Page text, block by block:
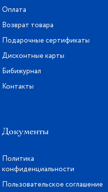
Оплата
Возврат товара
Подарочные сертификаты
Дисконтные карты
Бибижурнал
Контакты
Документы
Политика
конфиденциальности
Пользовательское соглашение